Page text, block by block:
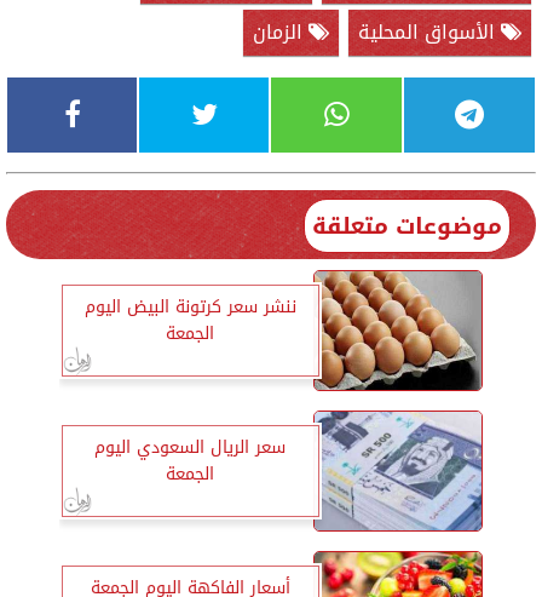
الأسواق المحلية
الزمان
موضوعات متعلقة
ننشر سعر كرتونة البيض اليوم
الجمعة
سعر الريال السعودي اليوم
الجمعة
أسعار الفاكهة اليوم الجمعة